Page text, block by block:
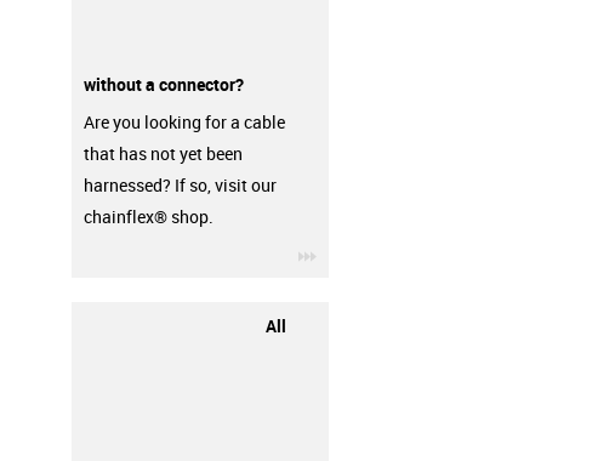
without a connector?
Are you looking for a cable
that has not yet been
harnessed? If so, visit our
chainflex® shop.
All